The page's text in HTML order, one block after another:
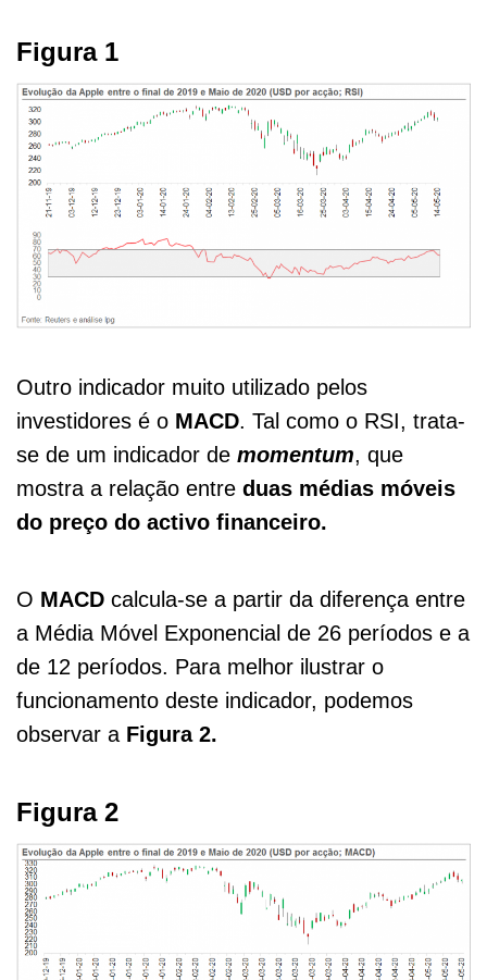
Figura 1
Outro indicador muito utilizado pelos
investidores é o MACD. Tal como o RSI, trata-
se de um indicador de momentum, que
mostra a relação entre duas médias móveis
do preço do activo financeiro.
O MACD calcula-se a partir da diferença entre
a Média Móvel Exponencial de 26 períodos e a
de 12 períodos. Para melhor ilustrar o
funcionamento deste indicador, podemos
observar a Figura 2.
Figura 2